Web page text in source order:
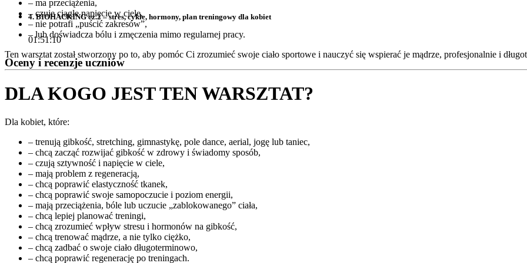
– ma przeciążenia,
– czuje ciągłe napięcie w ciele,
– nie potrafi „puścić zakresów”,
– lub doświadcza bólu i zmęczenia mimo regularnej pracy.
Ten warsztat został stworzony po to, aby pomóc Ci zrozumieć swoje ciało sportowe i nauczyć się wspierać je mądrze, profesjonalnie i
DLA KOGO JEST TEN WARSZTAT?
Dla kobiet, które:
– trenują gibkość, stretching, gimnastykę, pole dance, aerial, jogę lub taniec,
– chcą zacząć rozwijać gibkość w zdrowy i świadomy sposób,
– czują sztywność i napięcie w ciele,
– mają problem z regeneracją,
– chcą poprawić elastyczność tkanek,
– chcą poprawić swoje samopoczucie i poziom energii,
– mają przeciążenia, bóle lub uczucie „zablokowanego” ciała,
– chcą lepiej planować treningi,
– chcą zrozumieć wpływ stresu i hormonów na gibkość,
– chcą trenować mądrze, a nie tylko ciężko,
– chcą zadbać o swoje ciało długoterminowo,
– chcą poprawić regenerację po treningach.
4. BIOHACKING cz.2 – stres, cykle, hormony, plan treningowy dla kobiet
01:51:10
Oceny i recenzje uczniów